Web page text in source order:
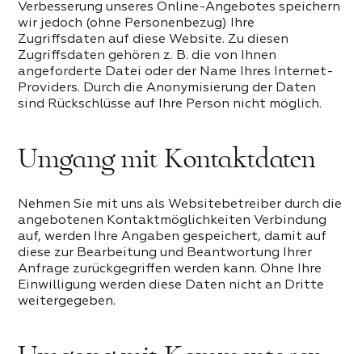
Verbesserung unseres Online-Angebotes speichern
wir jedoch (ohne Personenbezug) Ihre
Zugriffsdaten auf diese Website. Zu diesen
Zugriffsdaten gehören z. B. die von Ihnen
angeforderte Datei oder der Name Ihres Internet-
Providers. Durch die Anonymisierung der Daten
sind Rückschlüsse auf Ihre Person nicht möglich.
Umgang mit Kontaktdaten
Nehmen Sie mit uns als Websitebetreiber durch die
angebotenen Kontaktmöglichkeiten Verbindung
auf, werden Ihre Angaben gespeichert, damit auf
diese zur Bearbeitung und Beantwortung Ihrer
Anfrage zurückgegriffen werden kann. Ohne Ihre
Einwilligung werden diese Daten nicht an Dritte
weitergegeben.